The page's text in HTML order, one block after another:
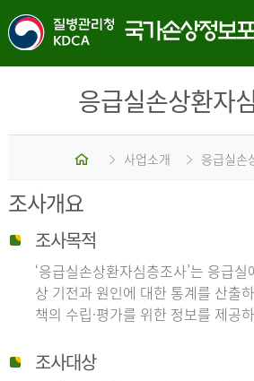
응급실손상환자
홈 사업소개 응급실손
조사개요
조사목적
‘응급실손상환자심층조사’는 응급
상 기전과 원인에 대한 통계를 산출
책의 수립·평가를 위한 정보를 제공
조사대상